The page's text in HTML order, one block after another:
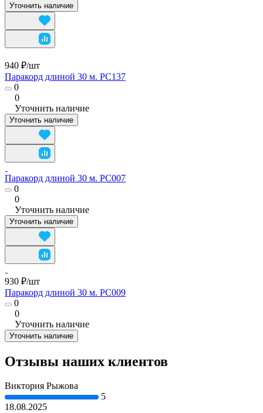
Уточнить наличие
940 ₽/шт
Паракорд длиной 30 м. PC137
0
0
Уточнить наличие
Уточнить наличие
Паракорд длиной 30 м. PC007
0
0
Уточнить наличие
Уточнить наличие
930 ₽/шт
Паракорд длиной 30 м. PC009
0
0
Уточнить наличие
Уточнить наличие
Отзывы наших клиентов
Виктория Рыжова
5
18.08.2025